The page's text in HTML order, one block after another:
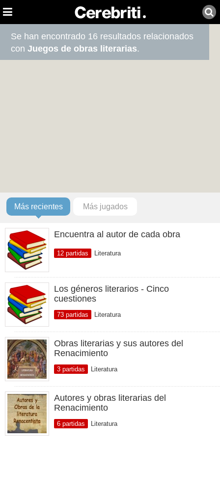
Se han encontrado 16 resultados relacionados
conJuegos de obras literarias.
Más recientes Más jugados
Encuentra al autor de cada obra
12 partidas Literatura
Los géneros literarios - Cinco
cuestiones
73 partidas Literatura
Obras literarias y sus autores del
Renacimiento
3 partidas Literatura
Autores y obras literarias del
Renacimiento
6 partidas Literatura